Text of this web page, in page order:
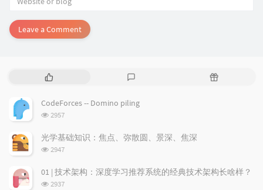
Leave a Comment
P
p
u
a
r
r
t
e
t
m
R
t
CodeForces -- Domino piling
浏
次
数:
2957
光学基础知识：焦点、弥散圆、景深、焦深
浏
次
数:
2947
01 | 技术架构：深度学习推荐系统的经典技术架构长啥样？
浏
2937